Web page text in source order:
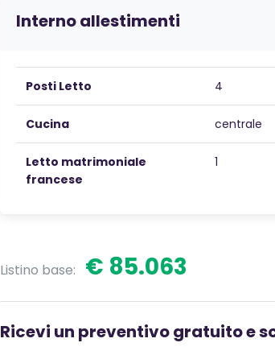
Interno allestimenti
Posti Letto 4
Cucina centrale
Letto matrimoniale
francese
1
Listino base: € 85.063
Ricevi un preventivo gratuito e